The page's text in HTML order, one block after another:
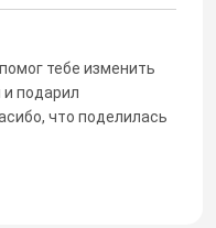
тебе изменить
подарил
что поделилась